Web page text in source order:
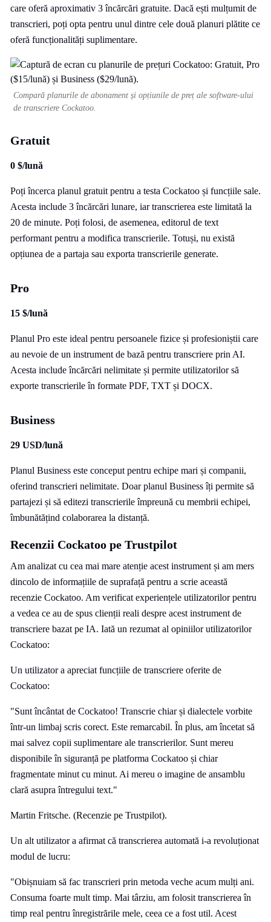
care oferă aproximativ 3 încărcări gratuite. Dacă ești mulțumit de
transcrieri, poți opta pentru unul dintre cele două planuri plătite ce
oferă funcționalități suplimentare.
Compară planurile de abonament și opțiunile de preț ale software-ului
de transcriere Cockatoo.
Gratuit
0 $/lună
Poți încerca planul gratuit pentru a testa Cockatoo și funcțiile sale.
Acesta include 3 încărcări lunare, iar transcrierea este limitată la
20 de minute. Poți folosi, de asemenea, editorul de text
performant pentru a modifica transcrierile. Totuși, nu există
opțiunea de a partaja sau exporta transcrierile generate.
Pro
15 $/lună
Planul Pro este ideal pentru persoanele fizice și profesioniștii care
au nevoie de un instrument de bază pentru transcriere prin AI.
Acesta include încărcări nelimitate și permite utilizatorilor să
exporte transcrierile în formate PDF, TXT și DOCX.
Business
29 USD/lună
Planul Business este conceput pentru echipe mari și companii,
oferind transcrieri nelimitate. Doar planul Business îți permite să
partajezi și să editezi transcrierile împreună cu membrii echipei,
îmbunătățind colaborarea la distanță.
Recenzii Cockatoo pe Trustpilot
Am analizat cu cea mai mare atenție acest instrument și am mers
dincolo de informațiile de suprafață pentru a scrie această
recenzie Cockatoo. Am verificat experiențele utilizatorilor pentru
a vedea ce au de spus clienții reali despre acest instrument de
transcriere bazat pe IA. Iată un rezumat al opiniilor utilizatorilor
Cockatoo:
Un utilizator a apreciat funcțiile de transcriere oferite de
Cockatoo:
"Sunt încântat de Cockatoo! Transcrie chiar și dialectele vorbite
într-un limbaj scris corect. Este remarcabil. În plus, am încetat să
mai salvez copii suplimentare ale transcrierilor. Sunt mereu
disponibile în siguranță pe platforma Cockatoo și chiar
fragmentate minut cu minut. Ai mereu o imagine de ansamblu
clară asupra întregului text."
Martin Fritsche. (Recenzie pe Trustpilot).
Un alt utilizator a afirmat că transcrierea automată i-a revoluționat
modul de lucru:
"Obișnuiam să fac transcrieri prin metoda veche acum mulți ani.
Consuma foarte mult timp. Mai târziu, am folosit transcrierea în
timp real pentru înregistrările mele, ceea ce a fost util. Acest